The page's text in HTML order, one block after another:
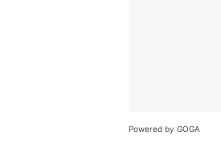
Powered by GOGA